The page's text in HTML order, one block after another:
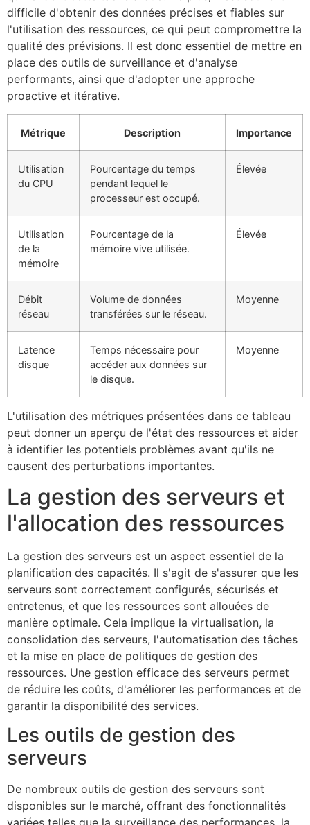
difficile d'obtenir des données précises et fiables sur
l'utilisation des ressources, ce qui peut compromettre la
qualité des prévisions. Il est donc essentiel de mettre en
place des outils de surveillance et d'analyse
performants, ainsi que d'adopter une approche
proactive et itérative.
Métrique Description Importance
Utilisation
du CPU
Pourcentage du temps
pendant lequel le
processeur est occupé.
Élevée
Utilisation
de la
mémoire
Pourcentage de la
mémoire vive utilisée.
Élevée
Débit
réseau
Volume de données
transférées sur le réseau.
Moyenne
Latence
disque
Temps nécessaire pour
accéder aux données sur
le disque.
Moyenne
L'utilisation des métriques présentées dans ce tableau
peut donner un aperçu de l'état des ressources et aider
à identifier les potentiels problèmes avant qu'ils ne
causent des perturbations importantes.
La gestion des serveurs et
l'allocation des ressources
La gestion des serveurs est un aspect essentiel de la
planification des capacités. Il s'agit de s'assurer que les
serveurs sont correctement configurés, sécurisés et
entretenus, et que les ressources sont allouées de
manière optimale. Cela implique la virtualisation, la
consolidation des serveurs, l'automatisation des tâches
et la mise en place de politiques de gestion des
ressources. Une gestion efficace des serveurs permet
de réduire les coûts, d'améliorer les performances et de
garantir la disponibilité des services.
Les outils de gestion des
serveurs
De nombreux outils de gestion des serveurs sont
disponibles sur le marché, offrant des fonctionnalités